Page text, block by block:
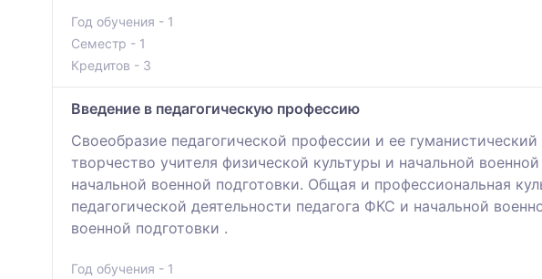
Год обучения - 1
Семестр - 1
Кредитов - 3
Введение в педагогическую профессию
Своеобразие педагогической профессии и ее
творчество учителя физической культуры и начальной
начальной военной подготовки. Общая и профессиональная
педагогической деятельности педагога ФКС и начальной
военной подготовки .
Год обучения - 1